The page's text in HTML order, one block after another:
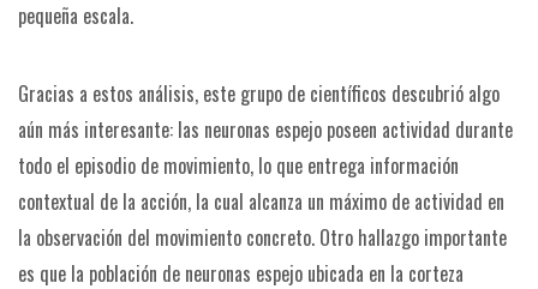
pequeña escala.
Gracias a estos análisis, este grupo de científicos descubrió algo
aún más interesante: las neuronas espejo poseen actividad durante
todo el episodio de movimiento, lo que entrega información
contextual de la acción, la cual alcanza un máximo de actividad en
la observación del movimiento concreto. Otro hallazgo importante
es que la población de neuronas espejo ubicada en la corteza